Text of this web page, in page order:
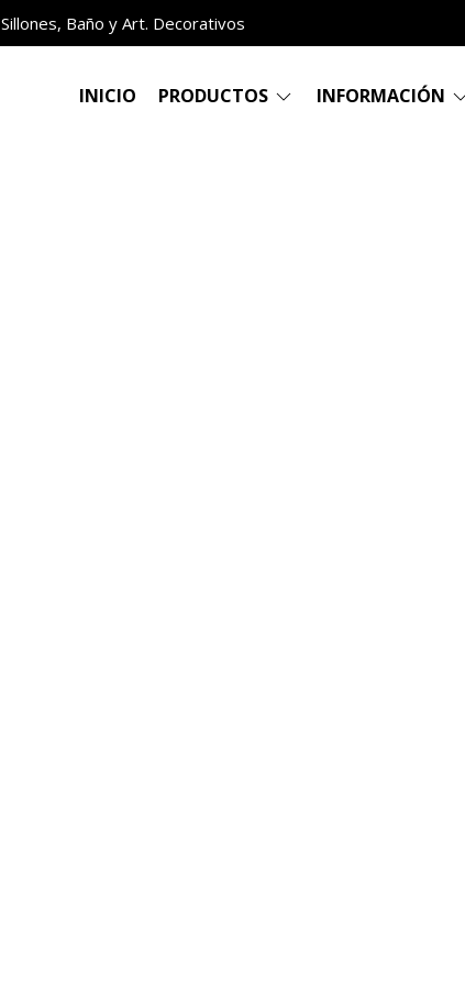
Baño y Art. Decorativos
INICIO PRODUCTOS INFORMACIÓN